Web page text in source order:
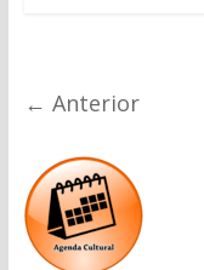
← Anterior